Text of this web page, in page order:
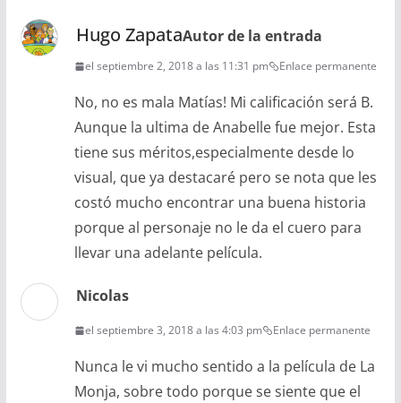
Hugo ZapataAutor de la entrada
el septiembre 2, 2018 a las 11:31 pm Enlace permanente
No, no es mala Matías! Mi calificación será B.
Aunque la ultima de Anabelle fue mejor. Esta
tiene sus méritos,especialmente desde lo
visual, que ya destacaré pero se nota que les
costó mucho encontrar una buena historia
porque al personaje no le da el cuero para
llevar una adelante película.
Nicolas
el septiembre 3, 2018 a las 4:03 pm Enlace permanente
Nunca le vi mucho sentido a la película de La
Monja, sobre todo porque se siente que el